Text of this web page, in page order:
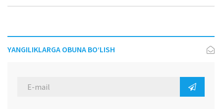
YANGILIKLARGA OBUNA BO‘LISH